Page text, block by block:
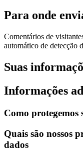
Para onde
Comentários de
automático de detecção
Suas
Informações
Como protegemos
Quais são nossos
dados